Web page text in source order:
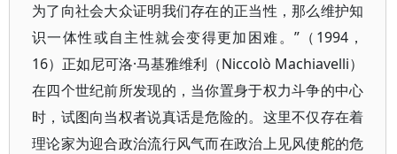
为了向社会大众证明我们存在的正当性，那么维护知
识一体性或自主性就会变得更加困难。”（1994，
16）正如尼可洛·马基雅维利（Niccolò Machiavelli）
在四个世纪前所发现的，当你置身于权力斗争的中心
时，试图向当权者说真话是危险的。这里不仅存在着
理论家为迎合政治流行风气而在政治上见风使舵的危